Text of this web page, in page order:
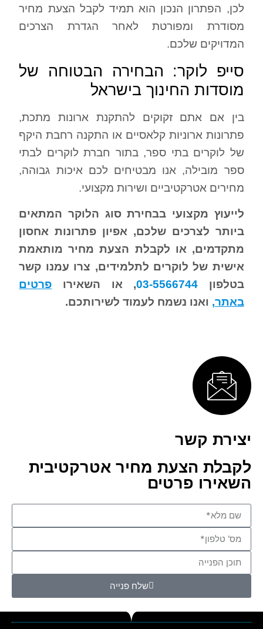
לכן, הפתרון הנכון הוא תמיד לקבל הצעת מחיר
מסודרת ומפורטת לאחר הגדרת הצרכים
המדויקים שלכם.
סייפ לוקר: הבחירה הבטוחה של
מוסדות החינוך בישראל
בין אם אתם זקוקים להתקנת ארונות מתכת,
פתרונות ארוניות קלאסיים או התקנה רחבת היקף
של לוקרים בתי ספר, בתור חברת לוקרים לבתי
ספר מובילה, אנו מבטיחים לכם איכות גבוהה,
מחירים אטרקטיביים ושירות מקצועי.
לייעוץ מקצועי בבחירת סוג הלוקר המתאים
ביותר לצרכים שלכם, אפיון פתרונות אחסון
מתקדמים, או לקבלת הצעת מחיר מותאמת
אישית של לוקרים לתלמידים, צרו עמנו קשר
בטלפון 03-5566744, או השאירו פרטים
באתר, ואנו נשמח לעמוד לשירותכם.
יצירת קשר
לקבלת הצעת מחיר אטרקטיבית
השאירו פרטים
שלח פנייה